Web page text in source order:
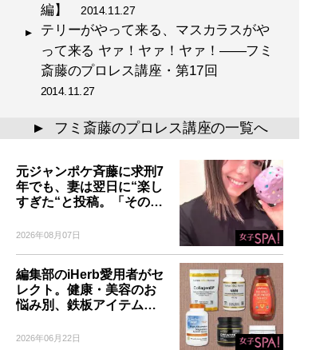
編】 2014.11.27
テリーがやって来る、マスカラスがや
って来る ヤァ！ヤァ！ヤァ！――フミ
斎藤のプロレス講座・第17回
2014.11.27
▲ フミ斎藤のプロレス講座の一覧へ
元ジャンポケ斉藤に求刑7
年でも、妻は翌日に“楽し
すぎた“と投稿。「その…
2026年08月07日
編集部のiHerb愛用者がセ
レクト。健康・美容のお
悩み別、鉄板アイテム…
2026年06月22日